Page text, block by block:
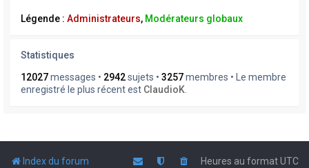
Légende : Administrateurs, Modérateurs globaux
Statistiques
12027messages • 2942sujets • 3257membres • Le membre
enregistré le plus récent est ClaudioK
Index du forum Heures au formatUTC